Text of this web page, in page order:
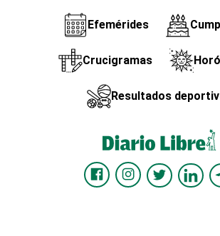
Efemérides
Crucigramas
Resultados